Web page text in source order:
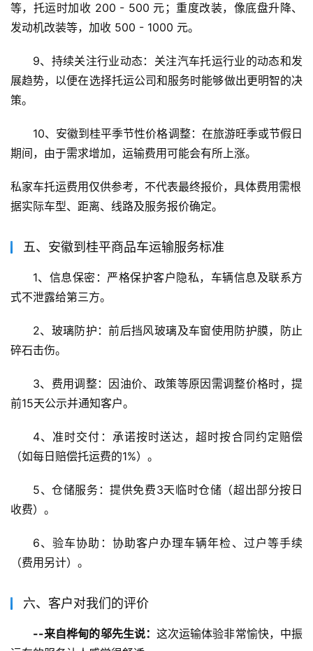
等，托运时加收 200 - 500 元；重度改装，像底盘升降、
发动机改装等，加收 500 - 1000 元。
9、持续关注行业动态：关注汽车托运行业的动态和发
展趋势，以便在选择托运公司和服务时能够做出更明智的决
策。
10、安徽到桂平季节性价格调整：在旅游旺季或节假日
期间，由于需求增加，运输费用可能会有所上涨。
私家车托运费用仅供参考，不代表最终报价，具体费用需根
据实际车型、距离、线路及服务报价确定。
五、安徽到桂平商品车运输服务标准
1、信息保密：严格保护客户隐私，车辆信息及联系方
式不泄露给第三方。
2、玻璃防护：前后挡风玻璃及车窗使用防护膜，防止
碎石击伤。
3、费用调整：因油价、政策等原因需调整价格时，提
前15天公示并通知客户。
4、准时交付：承诺按时送达，超时按合同约定赔偿
（如每日赔偿托运费的1%）。
5、仓储服务：提供免费3天临时仓储（超出部分按日
收费）。
6、验车协助：协助客户办理车辆年检、过户等手续
（费用另计）。
六、客户对我们的评价
--来自桦甸的邬先生说： 这次运输体验非常愉快，中振